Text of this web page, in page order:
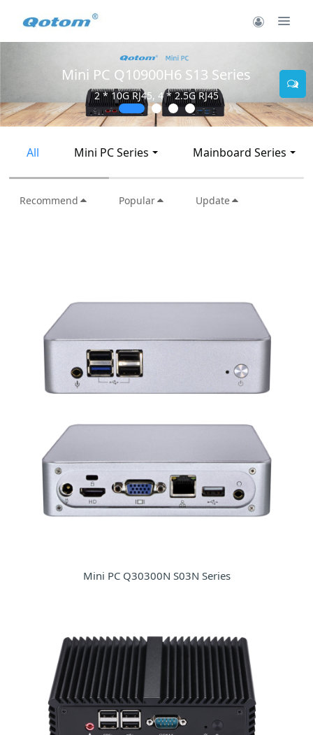
Mini PC Q10900H6 S13 Series
2 * 10G RJ45, 4 * 2.5G RJ45
All Mini PC Series Mainboard Series
Recommend Popular Update
Mini PC Q30300N S03N Series